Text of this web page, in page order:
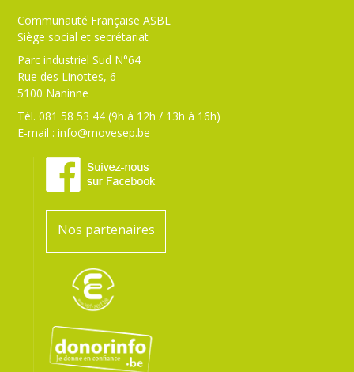
Communauté Française ASBL
Siège social et secrétariat
Parc industriel Sud N°64
Rue des Linottes, 6
5100 Naninne
Tél. 081 58 53 44 (9h à 12h / 13h à 16h)
E-mail :info@movesep.be
Nos partenaires